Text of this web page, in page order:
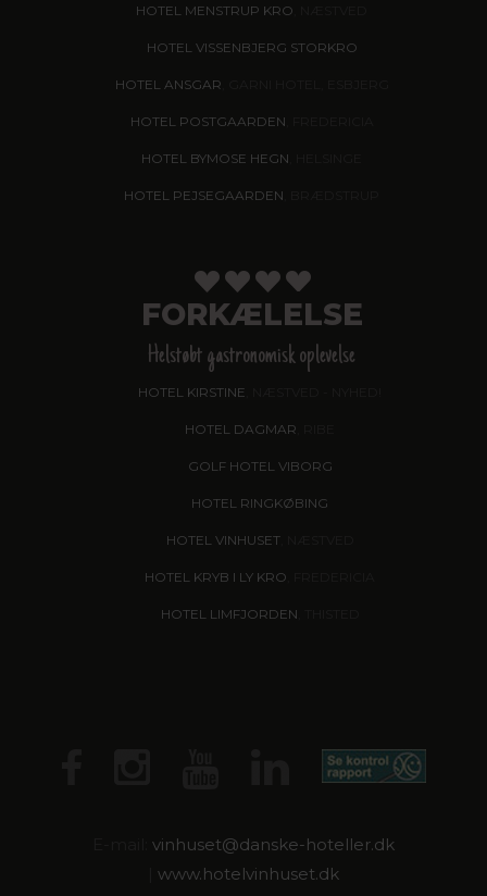
HOTEL MENSTRUP KRO
HOTEL VISSENBJERG STORKRO
HOTEL ANSGAR
HOTEL POSTGAARDEN
HOTEL BYMOSE HEGN
HOTEL PEJSEGAARDEN
FORKÆLELSE
Helstøbt gastronomisk oplevelse
HOTEL KIRSTINE
HOTEL DAGMAR
GOLF HOTEL VIBORG
HOTEL RINGKØBING
HOTEL VINHUSET, NÆSTVED
HOTEL KRYB I LY KRO
HOTEL LIMFJORDEN
vinhuset@danske-hoteller.dk
www.hotelvinhuset.dk